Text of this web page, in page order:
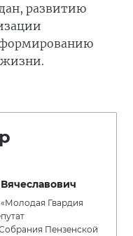
развитию
жизни.
Гвардия
Пензенской